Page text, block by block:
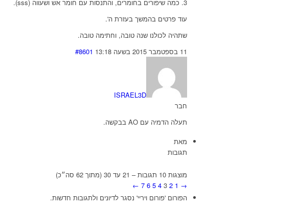
3. כמה שיפורים בחומרים, והתנסות עם חומר אש ושעווה (sss).
עוד פרטים בהמשך בעזרת ה'.
שתהיה לכולנו שנה טובה, וחתימה טובה.
11 בספטמבר 2015 בשעה 13:18
#8601
ISRAEL3D
חבר
תעלה הדמיה עם AO בבקשה.
מאת
תגובות
מוצגות 10 תגובות – 21 עד 30 (מתוך 62 סה״כ)
→
1
2
3
4
5
6
7
←
הפורום 'פורום ויריי' נסגר לדיונים ולתגובות חדשות.